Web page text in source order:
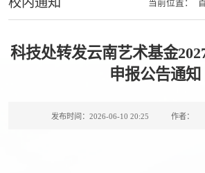
当前位置：
科技处转发云南艺术基金
申报公告通知
发布时间：2026-06-10 20:25 作者：